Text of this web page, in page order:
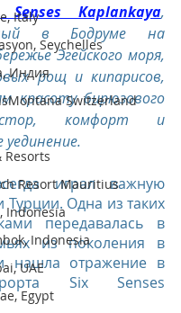
Italy
Seychelles
Индия
Switzerland
Resorts
Resort Mauritius
Indonesia
Indonesia
UAE
Egypt
Senses Kaplankaya,
в Бодруме на
Эгейского моря,
рощ и кипарисов,
красоту бирюзового
комфорт и
играл важную
Турции. Одна из таких
передавалась в
из поколения в
нашла отражение в
Six Senses